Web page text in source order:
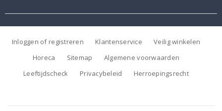
Inloggen of registreren Klantenservice
Veilig winkelen
Horeca
Sitemap
Algemene voorwaarden
Leeftijdscheck
Privacybeleid Herroepingsrecht